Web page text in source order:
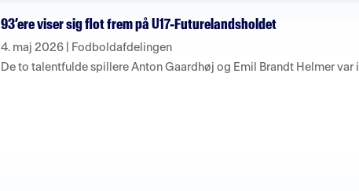
93’ere viser sig flot frem på U17-Futurelandsholdet
4. maj 2026
Fodboldafdelingen
De to talentfulde spillere Anton Gaardhøj og Emil Brandt Helmer var